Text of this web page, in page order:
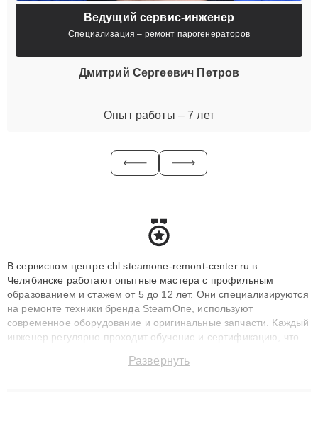
Ведущий сервис-инженер
Специализация – ремонт парогенераторов
Дмитрий Сергеевич Петров
Опыт работы – 7 лет
В сервисном центре chl.steamone-remont-center.ru в
Челябинске работают опытные мастера с профильным
образованием и стажем от 5 до 12 лет. Они специализируются
на ремонте техники бренда SteamOne, используют
современное оборудование и оригинальные запчасти. Каждый
инженер регулярно проходит обучение и сертификацию, что
восстанавливать технику с сохранением гарантии до 3 лет.
Развернуть